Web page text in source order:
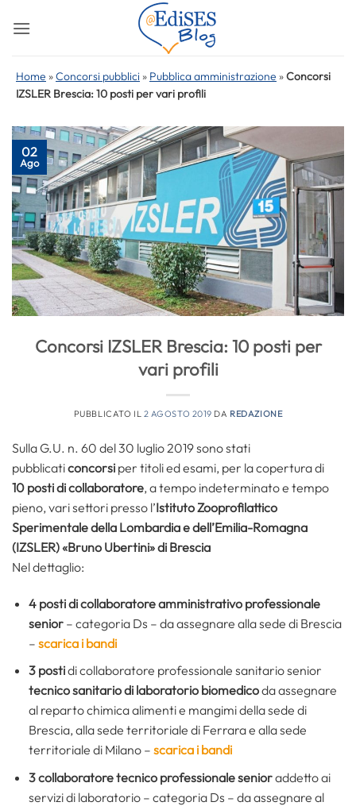
Home »Concorsi pubblici » Pubblica amministrazione »Concorsi
IZSLER Brescia: 10 posti per vari profili
02
Ago
Concorsi IZSLER Brescia: 10 posti per
vari profili
PUBBLICATO IL 2 AGOSTO 2019 DA REDAZIONE
Sulla G.U. n. 60 del 30 luglio 2019 sono stati
pubblicaticoncorsi per titoli ed esami, per la copertura di
10 posti di collaboratore, a tempo indeterminato e tempo
pieno, vari settori presso l’Istituto Zooprofilattico
Sperimentale della Lombardia e dell’Emilia-Romagna
(IZSLER) «Bruno Ubertini» di Brescia
Nel dettaglio:
4 posti di collaboratore amministrativo professionale
senior– categoria Ds – da assegnare alla sede di Brescia
– scarica i bandi
3 postidi collaboratore professionale sanitario senior
tecnico sanitario di laboratorio biomedicoda assegnare
al reparto chimica alimenti e mangimi della sede di
Brescia, alla sede territoriale di Ferrara e alla sede
territoriale di Milano – scarica i bandi
3 collaboratore tecnico professionale senioraddetto ai
servizi di laboratorio – categoria Ds – da assegnare al